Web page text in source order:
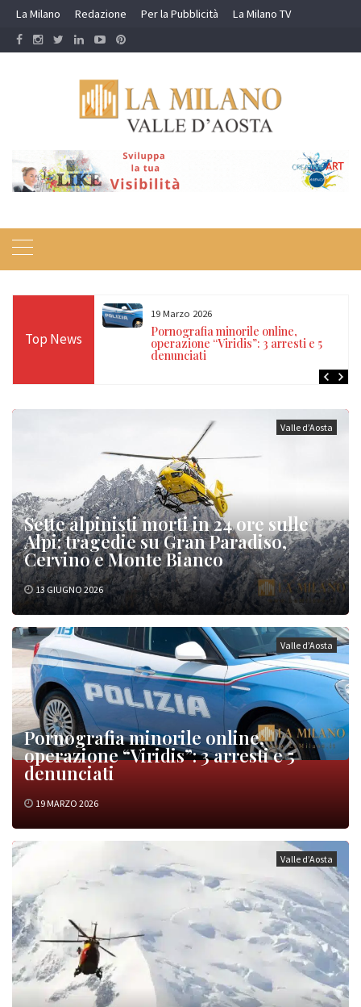
Skip
content
La Milano Redazione Per la Pubblicità La Milano TV
Top News
arresti e 5
16 Febbraio 2026
Valanga a Courmayeur, tre freerider
morti nel Canale dei Vesses
Valle d’Aosta
Sette alpinisti morti in 24 ore sulle
Alpi: tragedie su Gran Paradiso,
Cervino e Monte Bianco
13 GIUGNO 2026
Valle d’Aosta
Pornografia minorile online,
operazione “Viridis”: 3 arresti e 5
denunciati
19 MARZO 2026
Valle d’Aosta